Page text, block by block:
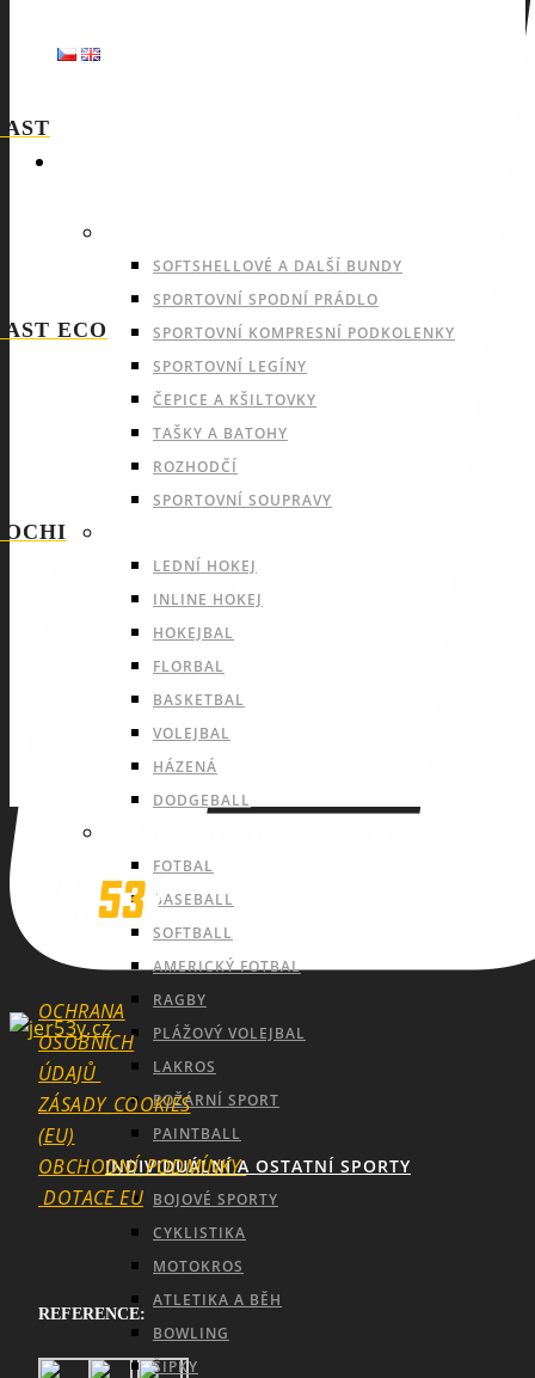
SOFTSHELLOVÉ A DALŠÍ BUNDY
SPORTOVNÍ SPODNÍ PRÁDLO
SPORTOVNÍ KOMPRESNÍ PODKOLENKY
SPORTOVNÍ LEGÍNY
ČEPICE A KŠILTOVKY
TAŠKY A BATOHY
ROZHODČÍ
SPORTOVNÍ SOUPRAVY
LEDNÍ HOKEJ
INLINE HOKEJ
HOKEJBAL
FLORBAL
BASKETBAL
VOLEJBAL
HÁZENÁ
DODGEBALL
FOTBAL
BASEBALL
SOFTBALL
AMERICKÝ FOTBAL
RAGBY
PLÁŽOVÝ VOLEJBAL
LAKROS
POŽÁRNÍ SPORT
PAINTBALL
INDIVIDUÁLNÍ A OSTATNÍ SPORTY
BOJOVÉ SPORTY
CYKLISTIKA
MOTOKROS
ATLETIKA A BĚH
BOWLING
ŠIPKY
ECO
OCHRANA
OSOBNÍCH
ÚDAJŮ
ZÁSADY_COOKIES
(EU)
OBCHODNÍ_PODMÍNKY
DOTACE EU
REFERENCE: